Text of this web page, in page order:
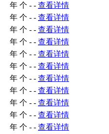
年 个 - - 查看详情
年 个 - - 查看详情
年 个 - - 查看详情
年 个 - - 查看详情
年 个 - - 查看详情
年 个 - - 查看详情
年 个 - - 查看详情
年 个 - - 查看详情
年 个 - - 查看详情
年 个 - - 查看详情
年 个 - - 查看详情